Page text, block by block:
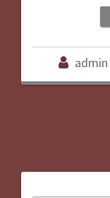
admin